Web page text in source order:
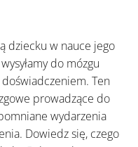
dziecku w nauce jego
do mózgu
doświadczeniem. Ten
prowadzące do
wydarzenia
Dowiedz się, czego